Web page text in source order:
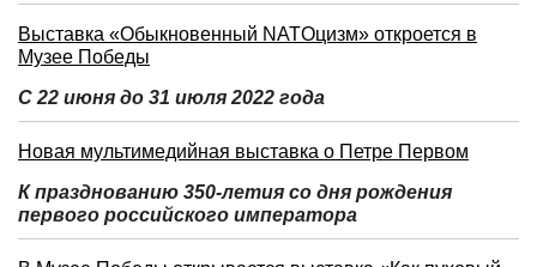
Выставка «Обыкновенный NATOцизм» откроется в
Музее Победы
С 22 июня до 31 июля 2022 года
Новая мультимедийная выставка о Петре Первом
К празднованию 350-летия со дня рождения
первого российского императора